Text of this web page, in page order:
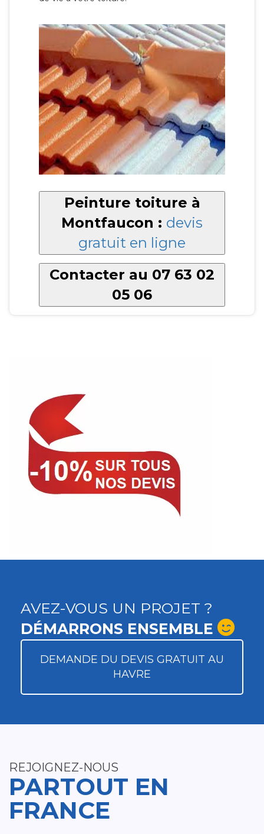
Peinture toiture à
Montfaucon : devis
gratuit en ligne
Contacter au 07 63 02
05 06
AVEZ-VOUS UN PROJET ?
DÉMARRONS ENSEMBLE
DEMANDE DU DEVIS GRATUIT AU
HAVRE
REJOIGNEZ-NOUS
PARTOUT EN
FRANCE